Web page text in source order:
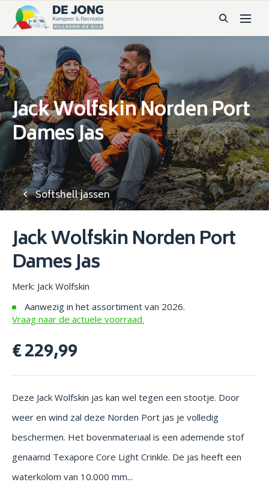
Jack Wolfskin Norden Port
Dames Jas
Softshell jassen
Jack Wolfskin Norden Port
Dames Jas
Merk: Jack Wolfskin
Aanwezig in het assortiment van 2026.
Vraag naar de actuele voorraad.
€ 229,99
Deze Jack Wolfskin jas kan wel tegen een stootje. Door
weer en wind zal deze Norden Port jas je volledig
beschermen. Het bovenmateriaal is een ademende stof
genaamd Texapore Core Light Crinkle. De jas heeft een
waterkolom van 10.000 mm...